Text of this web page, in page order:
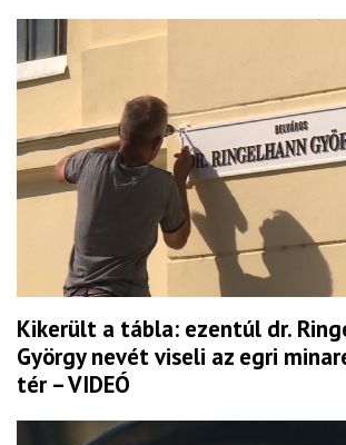
Kikerült a tábla: ezentúl dr.
György nevét viseli az egri
tér – VIDEÓ